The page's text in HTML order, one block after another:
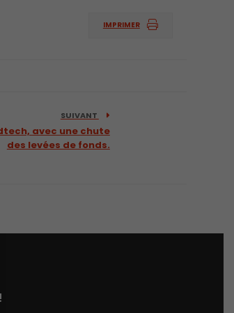
IMPRIMER
SUIVANT
avec une chute
des levées de fonds.